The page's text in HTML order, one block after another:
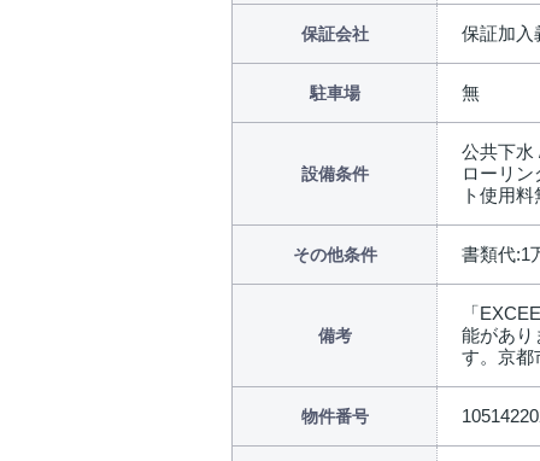
保証会社 保証加入
駐車場 無
設備条件
公共下水
ローリ
ト使用
その他条件 書類代:1
備考
「
能があり
す。京都
物件番号